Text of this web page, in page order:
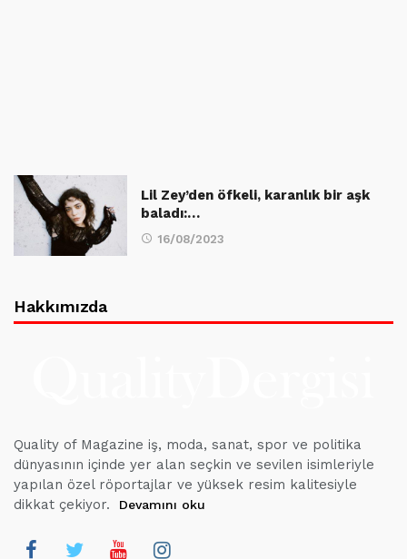
Lil Zey’den öfkeli, karanlık bir aşk
baladı:…
16/08/2023
Hakkımızda
Quality of Magazine iş, moda, sanat, spor ve politika
dünyasının içinde yer alan seçkin ve sevilen isimleriyle
yapılan özel röportajlar ve yüksek resim kalitesiyle
dikkat çekiyor.
Devamını oku